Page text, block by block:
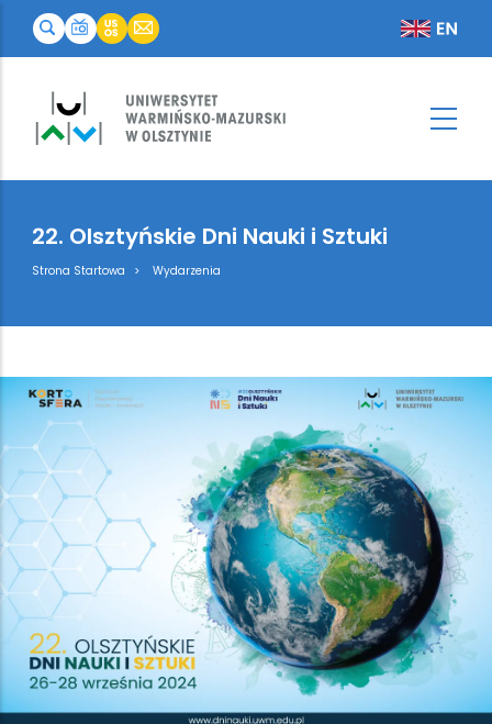
22. Olsztyńskie Dni Nauki i Sztuki
Breadcrumb
Strona Startowa Wydarzenia